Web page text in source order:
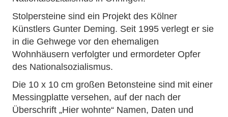
Stolpersteine sind ein Projekt des Kölner
Künstlers Gunter Deming. Seit 1995 verlegt er sie
in die Gehwege vor den ehemaligen
Wohnhäusern verfolgter und ermordeter Opfer
des Nationalsozialismus.
Die 10 x 10 cm großen Betonsteine sind mit einer
Messingplatte versehen, auf der nach der
Überschrift „Hier wohnte“ Namen, Daten und